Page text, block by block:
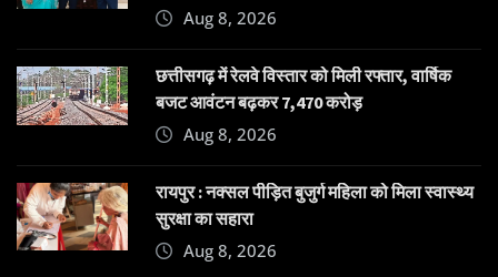
Aug 8, 2026
छत्तीसगढ़ में रेलवे विस्तार को मिली रफ्तार, वार्षिक
बजट आवंटन बढ़कर 7,470 करोड़
Aug 8, 2026
रायपुर : नक्सल पीड़ित बुजुर्ग महिला को मिला स्वास्थ्य
सुरक्षा का सहारा
Aug 8, 2026